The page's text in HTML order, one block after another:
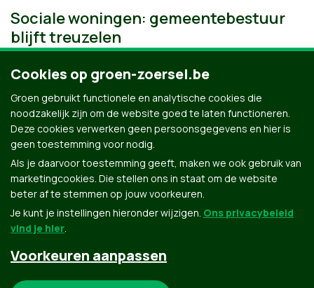
Sociale woningen: gemeentebestuur
blijft treuzelen
Groen.be
Cookies op groen-zoersel.be
Groen gebruikt functionele en analytische cookies die
noodzakelijk zijn om de website goed te laten functioneren.
Deze cookies verwerken geen persoonsgegevens en hier is
geen toestemming voor nodig.
Als je daarvoor toestemming geeft, maken we ook gebruik van
marketingcookies. Die stellen ons in staat om de website
beter af te stemmen op jouw voorkeuren.
Je kunt je instellingen hieronder wijzigen. Ons privacybeleid
vind je hier.
Voorkeuren aanpassen